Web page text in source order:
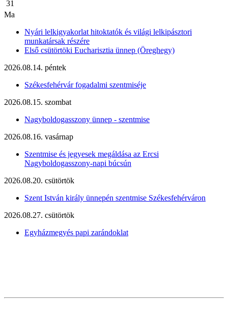
31
Ma
Nyári lelkigyakorlat hitoktatók és világi lelkipásztori
munkatársak részére
Első csütörtöki Eucharisztia ünnep (Öreghegy)
2026.08.14. péntek
Székesfehérvár fogadalmi szentmiséje
2026.08.15. szombat
Nagyboldogasszony ünnep - szentmise
2026.08.16. vasárnap
Szentmise és jegyesek megáldása az Ercsi
Nagyboldogasszony-napi búcsún
2026.08.20. csütörtök
Szent István király ünnepén szentmise Székesfehérváron
2026.08.27. csütörtök
Egyházmegyés papi zarándoklat